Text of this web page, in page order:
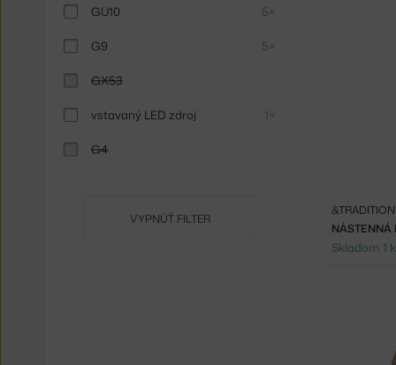
GU10 5×
G9 5×
GX53
vstavaný LED zdroj 1×
G4
VYPNÚŤ FILTER
NÁSTENNÁ
&TRADITION
Skladom 1